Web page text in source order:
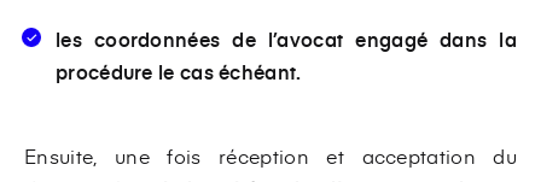
les coordonnées de l’avocat engagé dans la
procédure le cas échéant.
Ensuite, une fois réception et acceptation du